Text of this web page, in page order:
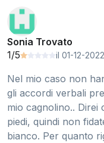
Sonia Trovato
1/5
il 01-12-2022
Nel mio caso non
gli accordi verbali
mio cagnolino.. Direi
piedi, quindi non
bianco. Per quanto